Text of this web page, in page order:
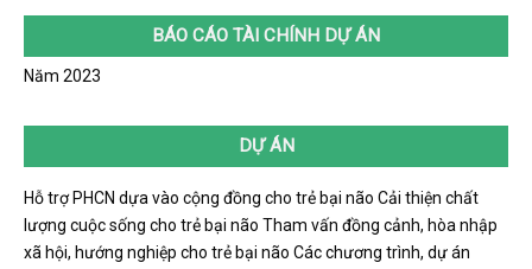
BÁO CÁO TÀI CHÍNH DỰ ÁN
Năm 2023
DỰ ÁN
Hỗ trợ PHCN dựa vào cộng đồng cho trẻ bại não Cải thiện chất
lượng cuộc sống cho trẻ bại não Tham vấn đồng cảnh, hòa nhập
xã hội, hướng nghiệp cho trẻ bại não Các chương trình, dự án